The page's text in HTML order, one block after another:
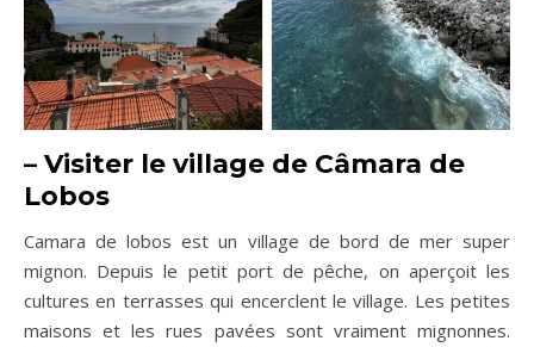
– Visiter le village de Câmara de
Lobos
Camara de lobos est un village de bord de mer super
mignon. Depuis le petit port de pêche, on aperçoit les
cultures en terrasses qui encerclent le village. Les petites
maisons et les rues pavées sont vraiment mignonnes.